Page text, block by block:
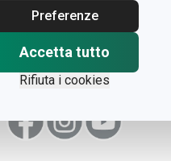
Preferenze
Accetta tutto
Rifiuta i cookies
Move up